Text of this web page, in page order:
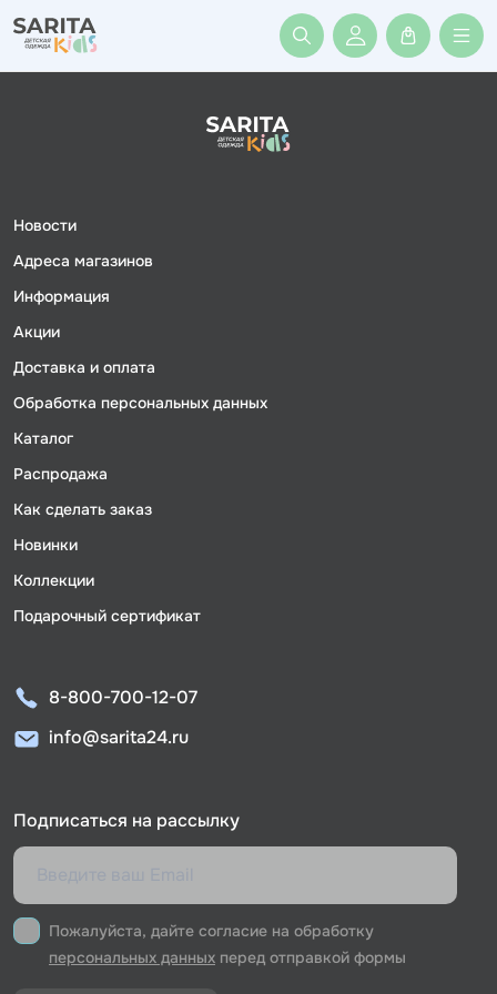
Войти или
Новости
Адреса магазинов
Информация
Акции
Доставка и оплата
Обработка персональных данных
Каталог
Распродажа
Как сделать заказ
Новинки
Коллекции
Подарочный сертификат
8-800-700-12-07
info@sarita24.ru
Подписаться на рассылку
Пожалуйста, дайте согласие на обработку
персональных данных перед отправкой формы